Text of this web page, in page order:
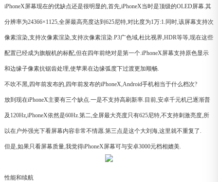
iPhoneX屏幕现在的优缺点还是很明显的,首先,iPhoneX当时是顶级的OLED屏幕.其
分辨率为24366×1125,全屏最高亮度达到625尼特,对比度为1万:1.同时,该屏幕支持次
像素渲染,支持次像素渲染,支持次像素渲染.P3广色域,杜比视界,HDR等等,现在这些
配置已经成为旗舰机的标配,但在四年前绝对是第一个.iPhoneX屏幕支持原色显示
和边缘子像素抗锯齿处理,使苹果在边缘弧度下过渡更加顺畅.
不吹不黑,四年前发布的,四年前发布的iPhoneX,Android手机相当于什么档次?
放到现在iPhoneX主要有三个缺点.一是不支持高刷新率.目前,安卓千元机已逐渐普
及120Hz,iPhoneX依然是60Hz.第二,全屏最大亮度只有625尼特,不支持刺激亮度,所
以在户外强光下看屏幕内容非常不情愿.第三点是这个大刘海,这里就不重复了.
但是,如果只看屏幕质量,我觉得iPhoneX屏幕可与安卓3000元档相媲美.
性能和续航